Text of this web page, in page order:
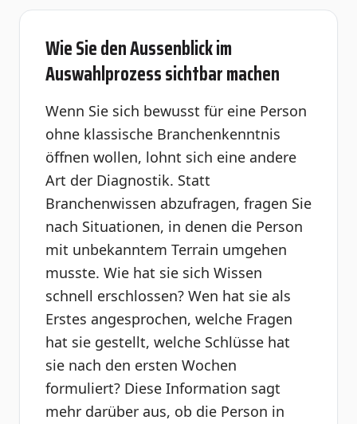
Wie Sie den Aussenblick im
Auswahlprozess sichtbar machen
Wenn Sie sich bewusst für eine Person
ohne klassische Branchenkenntnis
öffnen wollen, lohnt sich eine andere
Art der Diagnostik. Statt
Branchenwissen abzufragen, fragen Sie
nach Situationen, in denen die Person
mit unbekanntem Terrain umgehen
musste. Wie hat sie sich Wissen
schnell erschlossen? Wen hat sie als
Erstes angesprochen, welche Fragen
hat sie gestellt, welche Schlüsse hat
sie nach den ersten Wochen
formuliert? Diese Information sagt
mehr darüber aus, ob die Person in